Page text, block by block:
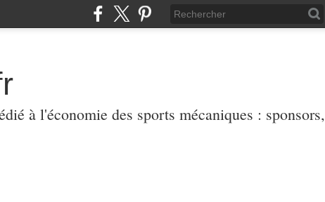
à l'économie des sports mécaniques : sponsors,